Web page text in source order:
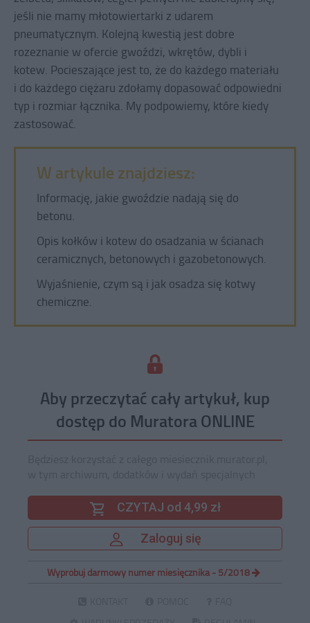
jeśli nie mamy młotowiertarki z udarem
pneumatycznym. Kolejną kwestią jest dobre
rozeznanie w ofercie gwoździ, wkrętów, dybli i
kotew. Pocieszające jest to, że do każdego materiału
i do każdego ciężaru zdołamy dopasować odpowiedni
typ i rozmiar łącznika. My podpowiemy, które kiedy
zastosować.
W artykule znajdziesz:
Informację, jakie gwoździe nadają się do
betonu.
Opis kołków i kotew do osadzania w ścianach
ceramicznych, betonowych i gazobetonowych.
Wyjaśnienie, czym są i jak osadza się kotwy
chemiczne.
Aby przeczytać cały artykuł, kup
dostęp do Muratora ONLINE
CZYTAJ od 4,99 zł
Zaloguj się
Wypróbuj darmowy numer miesięcznika - 5/2018